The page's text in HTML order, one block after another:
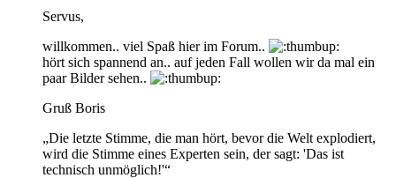
Servus,
willkommen.. viel Spaß hier im Forum..
hört sich spannend an.. auf jeden Fall wollen wir da mal ein
paar Bilder sehen..
Gruß Boris
„Die letzte Stimme, die man hört, bevor die Welt explodiert,
wird die Stimme eines Experten sein, der sagt: 'Das ist
technisch unmöglich!'“